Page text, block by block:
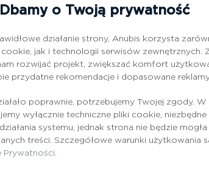
Dbamy o Twoją prywatność
działanie strony, Anubis korzysta
jak i technologii serwisów zewnętrznych.
rozwijać projekt, zwiększać komfort
przydatne rekomendacje i dopasowane
poprawnie, potrzebujemy Twojej zgody. W
wyłącznie techniczne pliki cookie, niezbędne
systemu, jednak strona nie będzie
treści. Szczegółowe warunki użytkowania
Prywatności.